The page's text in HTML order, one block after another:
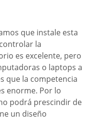
que instale esta
la
es excelente, pero
o laptops a
que la competencia
enorme. Por lo
podrá prescindir de
un diseño